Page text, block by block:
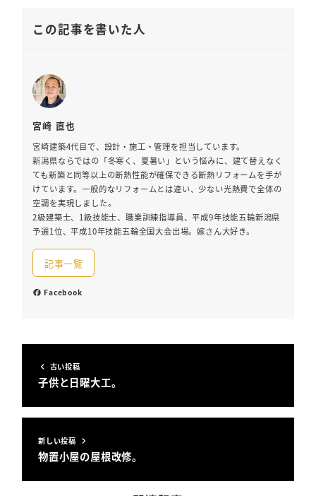
この記事を書いた人
宮崎 直也
宮崎建築4代目で、設計・施工・管理を担当しています。
新潟県ならではの「冬寒く、夏暑い」という悩みに、建て替えなく
ても新築と同等以上の断熱性能が確保できる断熱リフォームを手が
けています。一般的なリフォームとは違い、少ない光熱費で全体の
空調を実現しました。
2級建築士、1級技能士、職業訓練指導員、平成9年技能五輪新潟県
予選1位、平成10年技能五輪全国大会出場。嫁さん大好き。
記事一覧
Facebook
古い投稿
子供と日曜大工。
新しい投稿
物置小屋の屋根改修。